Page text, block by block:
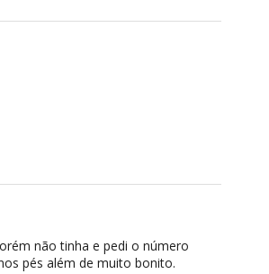
não tinha e pedi o número
pés além de muito bonito.